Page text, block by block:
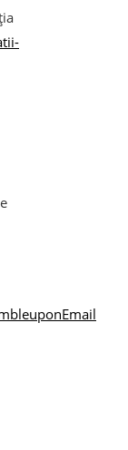
Email